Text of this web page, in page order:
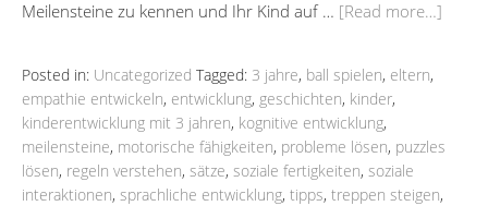
Meilensteine zu kennen und Ihr Kind auf … [Read more…]
Posted in: Uncategorized Tagged: 3 jahre, ball spielen, eltern,
empathie entwickeln, entwicklung, geschichten, kinder,
kinderentwicklung mit 3 jahren, kognitive entwicklung,
meilensteine, motorische fähigkeiten, probleme lösen, puzzles
lösen, regeln verstehen, sätze, soziale fertigkeiten, soziale
interaktionen, sprachliche entwicklung, tipps, treppen steigen,